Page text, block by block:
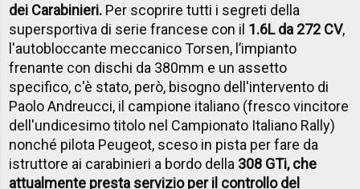
dei Carabinieri. Per scoprire tutti i segreti della
supersportiva di serie francese con il 1.6L da 272 CV,
l'autobloccante meccanico Torsen, l’impianto
frenante con dischi da 380mm e un assetto
specifico, c'è stato, però, bisogno dell'intervento di
Paolo Andreucci, il campione italiano (fresco vincitore
dell'undicesimo titolo nel Campionato Italiano Rally)
nonché pilota Peugeot, sceso in pista per fare da
istruttore ai carabinieri a bordo della 308 GTi, che
attualmente presta servizio per il controllo del